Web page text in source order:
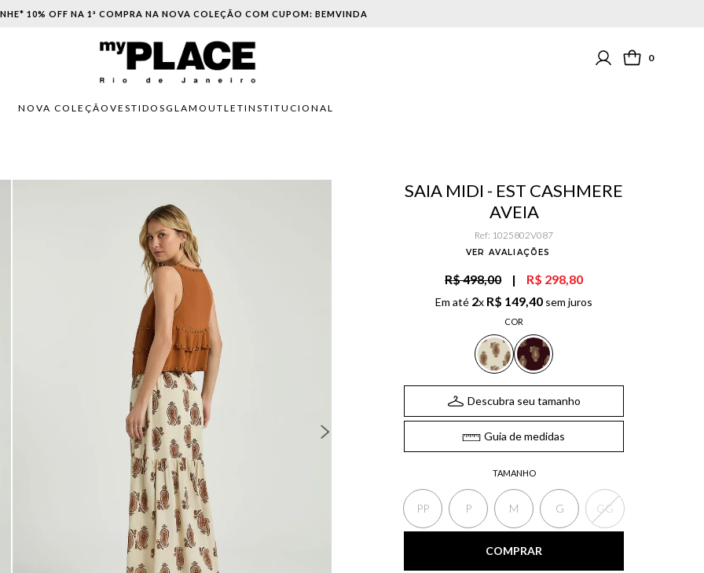
PARCELAMENTO EM ATÉ 6X SEM JUROS. APROVEITE!
0
NOVA COLEÇÃO VESTIDOSGLAM OUTLETINSTITUCIONAL
SAIA MIDI - EST CASHMERE
AVEIA
Ref: 1025802V087
VER AVALIAÇÕES
R$ 498,00 | R$ 298,80
Em até 2x R$ 149,40 sem juros
COR
TAMANHO
PP P M G GG
Descubra seu tamanho
Guia de medidas
COMPRAR